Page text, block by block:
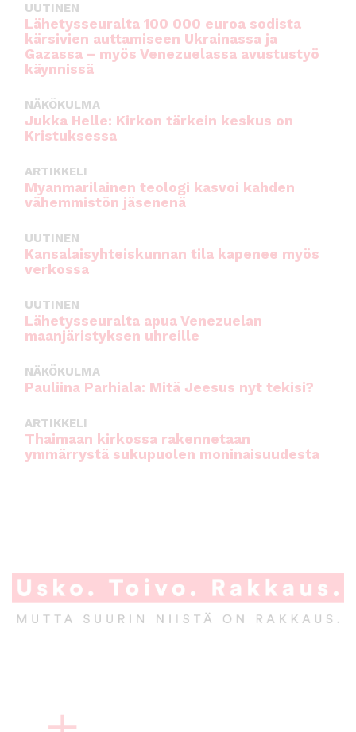
UUTINEN
Lähetysseuralta 100 000 euroa sodista
kärsivien auttamiseen Ukrainassa ja
Gazassa – myös Venezuelassa avustustyö
käynnissä
NÄKÖKULMA
Jukka Helle: Kirkon tärkein keskus on
Kristuksessa
ARTIKKELI
Myanmarilainen teologi kasvoi kahden
vähemmistön jäsenenä
UUTINEN
Kansalaisyhteiskunnan tila kapenee myös
verkossa
UUTINEN
Lähetysseuralta apua Venezuelan
maanjäristyksen uhreille
NÄKÖKULMA
Pauliina Parhiala: Mitä Jeesus nyt tekisi?
ARTIKKELI
Thaimaan kirkossa rakennetaan
ymmärrystä sukupuolen moninaisuudesta